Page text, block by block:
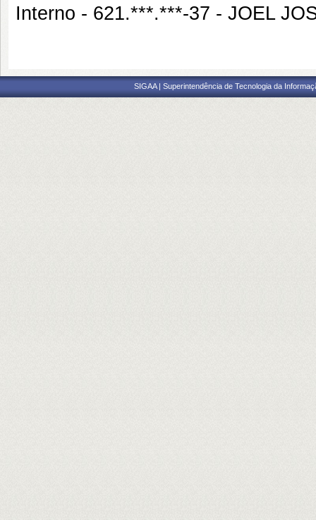
Interno - 621.***.***-37 - JOEL
SIGAA | Superintendência de Tecnologia da